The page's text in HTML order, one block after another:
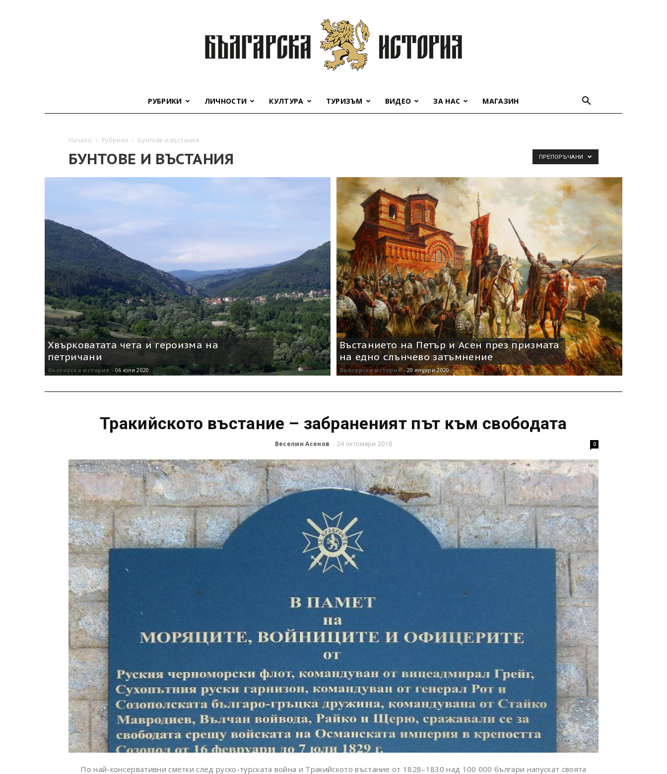
история
РУБРИКИ ЛИЧНОСТИ КУЛТУРА ТУРИЗЪМ ВИДЕО ЗА НАС МАГАЗИН
Начало Рубрики Бунтове и въстания
БУНТОВЕ И ВЪСТАНИЯ ПРЕПОРЪЧАНИ
Хвърковатата чета и героизма на
петричани
Българска история - 06 юли 2020
Въстанието на Петър и Асен през призмата
на едно слънчево затъмнение
Българска история -20 януари 2020
Тракийското въстание – забраненият път към свободата
Веселин Асенов - 24 октомври 2018 0
По най-консервативни сметки след руско-турската война и Тракийското въстание от 1828–1830 над 100 000 българи напускат своята